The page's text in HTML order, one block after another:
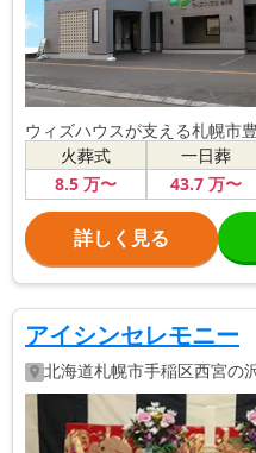
ウィズハウスが支える札幌市
火葬式
8.5万〜
一日葬
43.7 万〜
詳しく見る
アイシンセレモニー
北海道札幌市手稲区西宮の